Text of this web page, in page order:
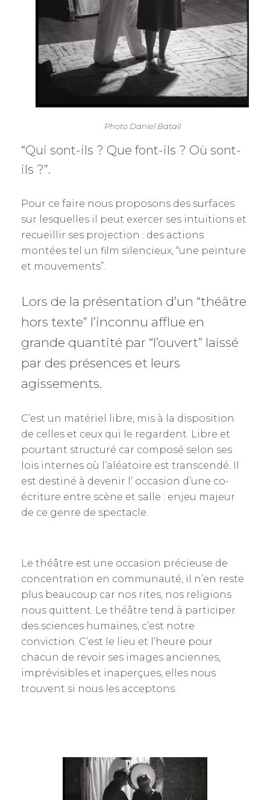
Photo Daniel Batail
“Qui sont-ils ? Que font-ils ? Où sont-
ils ?”.
Pour ce faire nous proposons des surfaces
sur lesquelles il peut exercer ses intuitions et
recueillir ses projection : des actions
montées tel un film silencieux, “une peinture
et mouvements”.
Lors de la présentation d’un “théâtre
hors texte” l’inconnu afflue en
grande quantité par “l’ouvert” laissé
par des présences et leurs
agissements.
C’est un matériel libre, mis à la disposition
de celles et ceux qui le regardent. Libre et
pourtant structuré car composé selon ses
lois internes où l’aléatoire est transcendé. Il
est destiné à devenir l’ occasion d’une co-
écriture entre scène et salle : enjeu majeur
de ce genre de spectacle.
Le théâtre est une occasion précieuse de
concentration en communauté, il n’en reste
plus beaucoup car nos rites, nos religions
nous quittent. Le théâtre tend à participer
des sciences humaines, c’est notre
conviction. C’est le lieu et l’heure pour
chacun de revoir ses images anciennes,
imprévisibles et inaperçues, elles nous
trouvent si nous les acceptons.